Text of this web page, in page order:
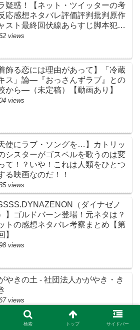
疑惑！【ネット・ツイッターの考
応感想ネタバレ評価評判批判原作
スト最終回伏線あらすじ脚本犯人
まとめ・着飾る恋には理由があっ
views
着飾る恋には理由があって】「冷蔵
ス」論―『おっさんずラブ』との
から―（未定稿）【動画あり】
views
天使にラブ・ソングを…】カトリッ
シスターがゴスペルを歌うのは変
て！？いや！これは人類をひとつ
る映画なのだ！！
views
SSSS.DYNAZENON（ダイナゼノ
】ゴルドバーン登場！元ネタは？
トの感想ネタバレ考察まとめ【第
】
views
やきの土 - 社団法人かがやき・き
views
検索 トップ サイドバー